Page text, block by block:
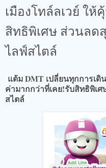
เมืองโทล์ลเวย์ ใ
สิทธิพิเศษ ส่วนล
ไลฟ์สไตล์
แต้ม DMT เปลี่ยนทุกการเดิ
ค่ามากกว่าที่เคย!รับสิทธิพิเ
สไตล์